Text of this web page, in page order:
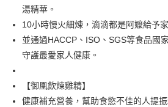
全盈+PAY
AFTEE先享後付
相關說明
【關於「AFTEE先享後付」】
AFTEE先享後付是「在收到商品之後才付款」
１．簡單：不需註冊會員、不需綁卡、不需儲值
２．便利：只要手機號碼，簡訊認證，即可結
運送方式
湯精華。
10小時慢火細煉，滴滴都是阿嬤給予
並通過HACCP、ISO、SGS等食品國
守護最愛家人健康。
【御凰飲煉雞精】
健康補充營養，幫助食慾不佳的人提